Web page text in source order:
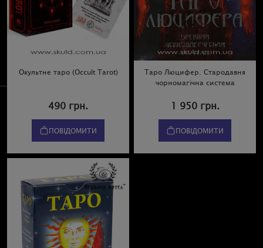
Окультне таро (Occult Tarot)
490 грн.
ПОВІДОМИТИ
Таро Люцифер. Стародавня
чорномагічна система
1 950 грн.
ПОВІДОМИТИ